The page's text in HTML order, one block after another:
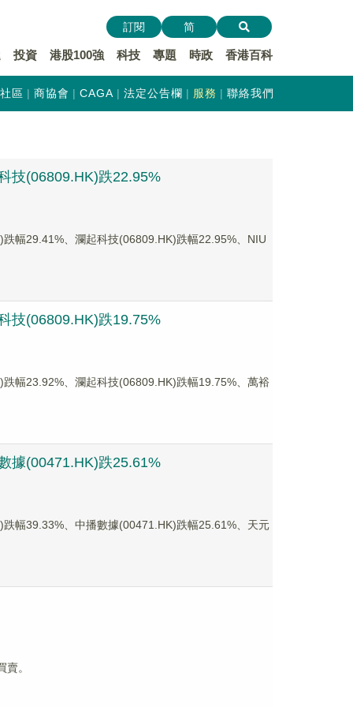
投資 港股100強 科技 專題 時政 香港百科
訂閱 简
社區 商協會 CAGA 法定公告欄 服務 聯絡我們
技(06809.HK)跌22.95%
幅29.41%、瀾起科技(06809.HK)跌幅22.95%、NIU
技(06809.HK)跌19.75%
幅23.92%、瀾起科技(06809.HK)跌幅19.75%、萬裕
據(00471.HK)跌25.61%
幅39.33%、中播數據(00471.HK)跌幅25.61%、天元
。